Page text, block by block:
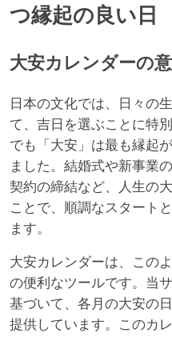
つ縁起の良い日
大安カレンダーの
日本の文化では、日々の
て、吉日を選ぶことに特
でも「大安」は最も縁起
ました。結婚式や新事業
契約の締結など、人生の
ことで、順調なスタート
ます。
大安カレンダーは、この
の便利なツールです。当
基づいて、各月の大安の
提供しています。このカ